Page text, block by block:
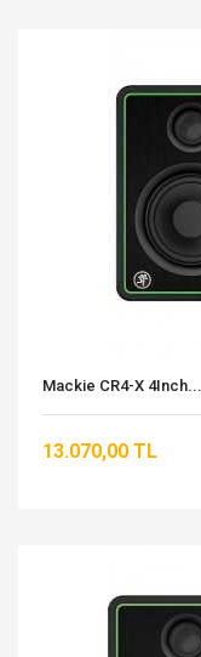
Mackie CR4-X 4Inch...
13.070,00 TL